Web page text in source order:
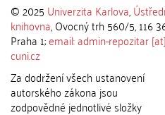
© 2025 Univerzita Karlova,
knihovna, Ovocný trh 560/5, 116
Praha 1;email: admin-repozitar [at]
cuni.cz
Za dodržení všech ustanovení
autorského zákona jsou
zodpovědné jednotlivé složky